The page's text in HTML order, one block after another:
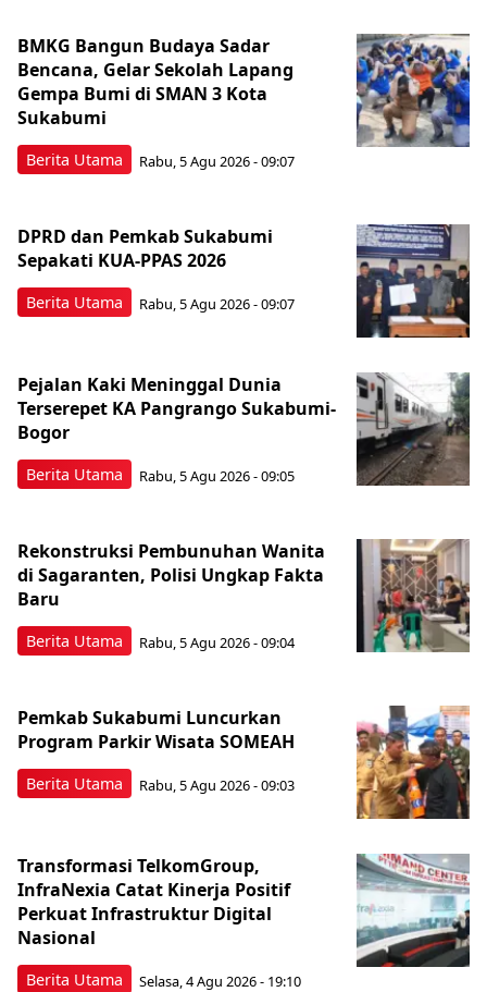
Berita Utama
BMKG Bangun Budaya Sadar
Bencana, Gelar Sekolah Lapang
Gempa Bumi di SMAN 3 Kota
Sukabumi
Rabu, 5 Agu 2026 - 09:07
Berita Utama
DPRD dan Pemkab Sukabumi
Sepakati KUA-PPAS 2026
Rabu, 5 Agu 2026 - 09:07
Berita Utama
Pejalan Kaki Meninggal Dunia
Terserepet KA Pangrango Sukabumi-
Bogor
Rabu, 5 Agu 2026 - 09:05
Berita Utama
Rekonstruksi Pembunuhan Wanita
di Sagaranten, Polisi Ungkap Fakta
Baru
Rabu, 5 Agu 2026 - 09:04
Berita Utama
Pemkab Sukabumi Luncurkan
Program Parkir Wisata SOMEAH
Rabu, 5 Agu 2026 - 09:03
Berita Utama
Transformasi TelkomGroup,
InfraNexia Catat Kinerja Positif
Perkuat Infrastruktur Digital
Nasional
Selasa, 4 Agu 2026 - 19:10